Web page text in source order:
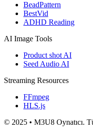
BeadPattern
BestVid
ADHD Reading
AI Image Tools
Product shot AI
Seed Audio AI
Streaming Resources
FFmpeg
HLS.js
© 2025 • M3U8 Oynatıcı.